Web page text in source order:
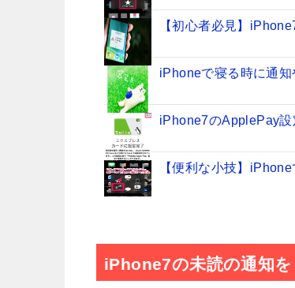
【初心者必見】
iPhoneで寝る時に通
iPhone7のApplePay
【便利な小技】
iPhoneで自分の電話
iPhone7の未読の通知